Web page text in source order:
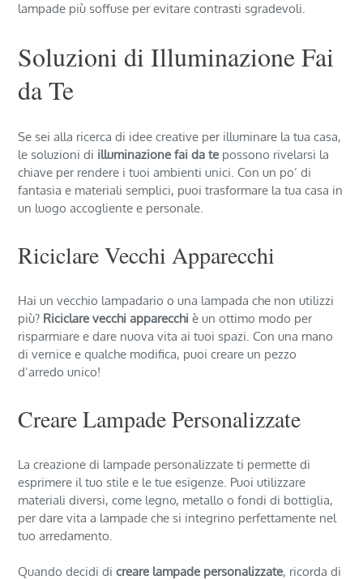
lampade più soffuse per evitare contrasti sgradevoli.
Soluzioni di Illuminazione Fai
da Te
Se sei alla ricerca di idee creative per illuminare la tua casa,
le soluzioni di illuminazione fai da te possono rivelarsi la
chiave per rendere i tuoi ambienti unici. Con un po’ di
fantasia e materiali semplici, puoi trasformare la tua casa in
un luogo accogliente e personale.
Riciclare Vecchi Apparecchi
Hai un vecchio lampadario o una lampada che non utilizzi
più? Riciclare vecchi apparecchi è un ottimo modo per
risparmiare e dare nuova vita ai tuoi spazi. Con una mano
di vernice e qualche modifica, puoi creare un pezzo
d’arredo unico!
Creare Lampade Personalizzate
La creazione di lampade personalizzate ti permette di
esprimere il tuo stile e le tue esigenze. Puoi utilizzare
materiali diversi, come legno, metallo o fondi di bottiglia,
per dare vita a lampade che si integrino perfettamente nel
tuo arredamento.
Quando decidi dicreare lampade personalizzate, ricorda di